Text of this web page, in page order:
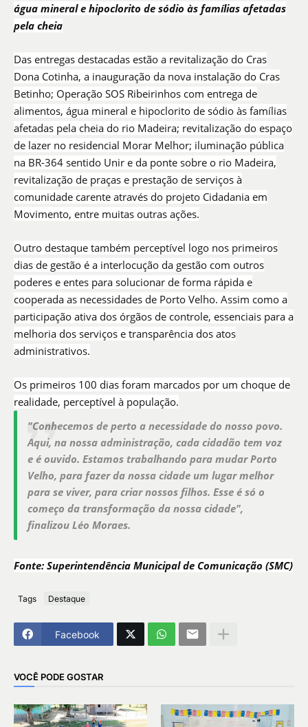
água mineral e hipoclorito de sódio às famílias afetadas
pela cheia
Das entregas destacadas estão a revitalização do Cras
Dona Cotinha, a inauguração da nova instalação do Cras
Betinho; Operação SOS Ribeirinhos com entrega de
alimentos, água mineral e hipoclorito de sódio às famílias
afetadas pela cheia do rio Madeira; revitalização do espaço
de lazer no residencial Morar Melhor; iluminação pública
na BR-364 sentido Unir e da ponte sobre o rio Madeira,
revitalização de praças e prestação de serviços à
comunidade carente através do projeto Cidadania em
Movimento, entre muitas outras ações.
Outro destaque também perceptível logo nos primeiros
dias de gestão é a interlocução da gestão com outros
poderes e entes para solucionar de forma rápida e
cooperada as necessidades de Porto Velho. Assim como a
participação ativa dos órgãos de controle, essenciais para a
melhoria dos serviços e transparência dos atos
administrativos.
Os primeiros 100 dias foram marcados por um choque de
realidade, perceptível à população.
"Conhecemos de perto a necessidade do nosso povo.
Aqui, na nossa administração, cada cidadão tem voz
e é ouvido. Estamos trabalhando para mudar Porto
Velho, para fazer da nossa cidade um lugar melhor
para se viver, para criar nossos filhos. Esse é só o
começo da transformação da nossa cidade",
finalizou Léo Moraes.
Fonte: Superintendência Municipal de Comunicação (SMC)
Tags Destaque
Facebook
VOCÊ PODE GOSTAR